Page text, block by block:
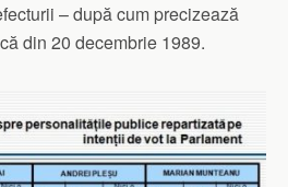
– după cum precizează
din 20 decembrie 1989.